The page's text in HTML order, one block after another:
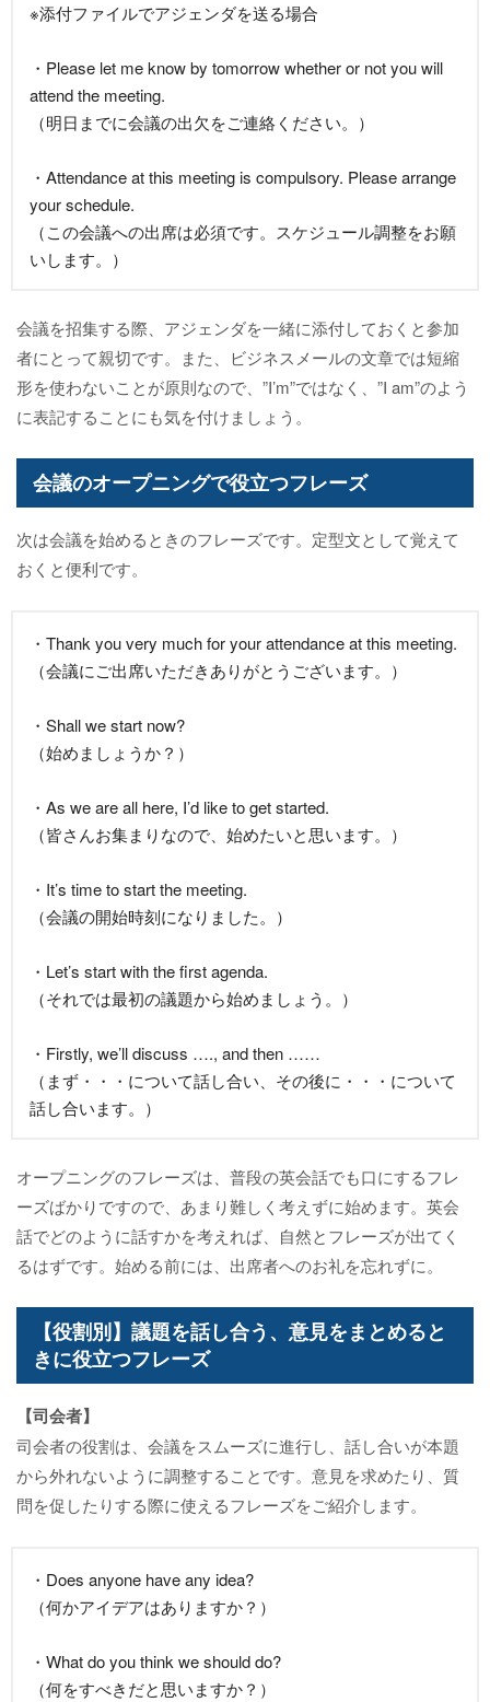
※添付ファイルでアジェンダを送る場合
・Please let me know by tomorrow whether or not you will
attend the meeting.
（明日までに会議の出欠をご連絡ください。）
・Attendance at this meeting is compulsory. Please arrange
your schedule.
（この会議への出席は必須です。スケジュール調整をお願
いします。）
会議を招集する際、アジェンダを一緒に添付しておくと参加
者にとって親切です。また、ビジネスメールの文章では短縮
形を使わないことが原則なので、”I’m”ではなく、”I am”のよう
に表記することにも気を付けましょう。
会議のオープニングで役立つフレーズ
次は会議を始めるときのフレーズです。定型文として覚えて
おくと便利です。
・Thank you very much for your attendance at this meeting.
（会議にご出席いただきありがとうございます。）
・Shall we start now?
（始めましょうか？）
・As we are all here, I’d like to get started.
（皆さんお集まりなので、始めたいと思います。）
・It’s time to start the meeting.
（会議の開始時刻になりました。）
・Let’s start with the first agenda.
（それでは最初の議題から始めましょう。）
・Firstly, we’ll discuss …., and then ……
（まず・・・について話し合い、その後に・・・について
話し合います。）
オープニングのフレーズは、普段の英会話でも口にするフレ
ーズばかりですので、あまり難しく考えずに始めます。英会
話でどのように話すかを考えれば、自然とフレーズが出てく
るはずです。始める前には、出席者へのお礼を忘れずに。
【役割別】議題を話し合う、意見をまとめると
きに役立つフレーズ
【司会者】
司会者の役割は、会議をスムーズに進行し、話し合いが本題
から外れないように調整することです。意見を求めたり、質
問を促したりする際に使えるフレーズをご紹介します。
・Does anyone have any idea?
（何かアイデアはありますか？）
・What do you think we should do?
（何をすべきだと思いますか？）